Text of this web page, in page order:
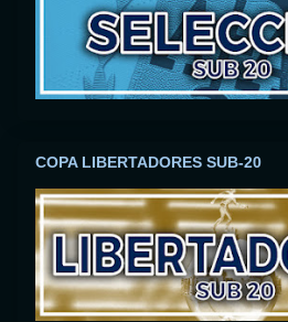
COPA LIBERTADORES SUB-20